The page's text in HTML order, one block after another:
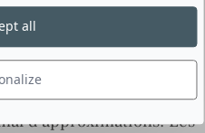
particulier à l’ère de
niveau d’exigence des
ils sont experts dans
et les interlocuteurs
d’approximations. Les
all